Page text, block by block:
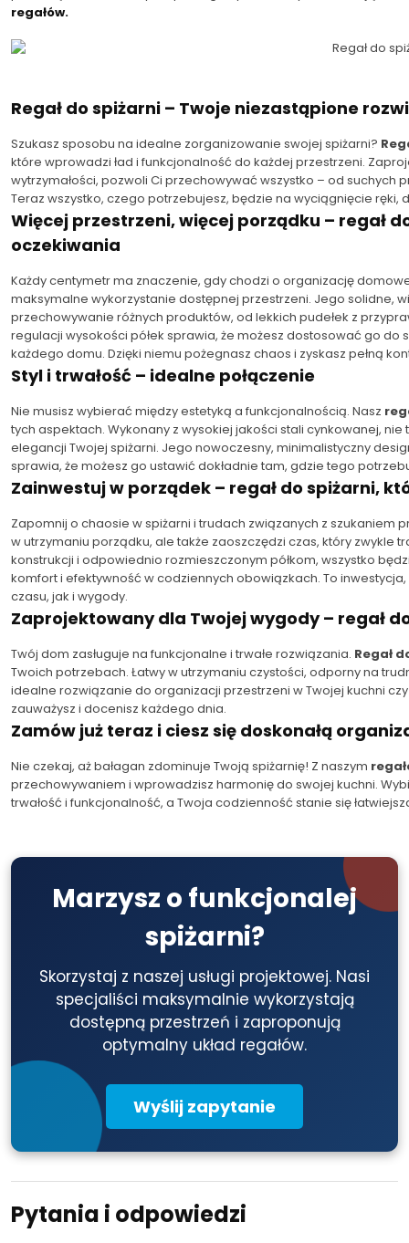
regałów.
Regał do spiżarni – Twoje niezastąpione
Szukasz sposobu na idealne zorganizowanie swojej spiżarni?
które wprowadzi ład i funkcjonalność do każdej przestrzeni.
wytrzymałości, pozwoli Ci przechowywać wszystko – od suchych
Teraz wszystko, czego potrzebujesz, będzie na wyciągnięcie ręki,
Więcej przestrzeni, więcej porządku – regał
oczekiwania
Każdy centymetr ma znaczenie, gdy chodzi o organizację
maksymalne wykorzystanie dostępnej przestrzeni. Jego solidne,
przechowywanie różnych produktów, od lekkich pudełek z
regulacji wysokości półek sprawia, że możesz dostosować go
każdego domu. Dzięki niemu pożegnasz chaos i zyskasz pełną
Styl i trwałość – idealne połączenie
Nie musisz wybierać między estetyką a funkcjonalnością. Nasz
tych aspektach. Wykonany z wysokiej jakości stali cynkowanej,
elegancji Twojej spiżarni. Jego nowoczesny, minimalistyczny
sprawia, że możesz go ustawić dokładnie tam, gdzie tego
Zainwestuj w porządek – regał do spiżarni,
Zapomnij o chaosie w spiżarni i trudach związanych z szukaniem
w utrzymaniu porządku, ale także zaoszczędzi czas, który zwykle
konstrukcji i odpowiednio rozmieszczonym półkom, wszystko
komfort i efektywność w codziennych obowiązkach. To
czasu, jak i wygody.
Zaprojektowany dla Twojej wygody – regał
Twój dom zasługuje na funkcjonalne i trwałe rozwiązania. Regał
Twoich potrzebach. Łatwy w utrzymaniu czystości, odporny na
idealne rozwiązanie do organizacji przestrzeni w Twojej kuchni
zauważysz i docenisz każdego dnia.
Zamów już teraz i ciesz się doskonałą
Nie czekaj, aż bałagan zdominuje Twoją spiżarnię! Z naszym
przechowywaniem i wprowadzisz harmonię do swojej kuchni.
trwałość i funkcjonalność, a Twoja codzienność stanie się
Marzysz o funkcjonalej
spiżarni?
Skorzystaj z naszej usługi projektowej. Nasi
specjaliści maksymalnie wykorzystają
dostępną przestrzeń i zaproponują
optymalny układ regałów.
Wyślij zapytanie
Pytania i odpowiedzi